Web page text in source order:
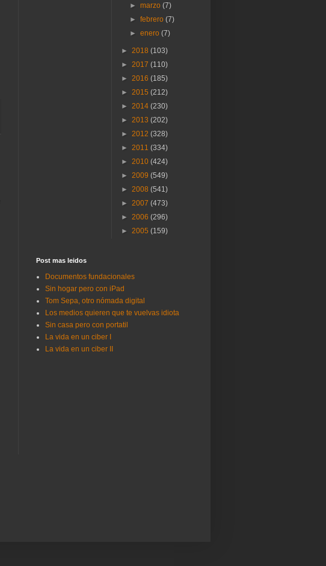
►marzo(7)
►febrero(7)
►enero(7)
► 2018 (103)
► 2017 (110)
► 2016 (185)
► 2015 (212)
► 2014 (230)
► 2013 (202)
► 2012 (328)
► 2011 (334)
► 2010 (424)
► 2009 (549)
► 2008 (541)
► 2007 (473)
► 2006 (296)
► 2005 (159)
Post mas lei­dos
Documentos fundacionales
Sin hogar pero con iPad
Tom Sepa, otro nómada digital
Los medios quieren que te vuelvas idiota
Sin casa pero con portatil
La vida en un ciber I
La vida en un ciber II